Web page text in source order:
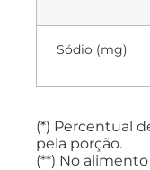
Sódio (mg)
(*) Percentual
pela porção.
(**) No